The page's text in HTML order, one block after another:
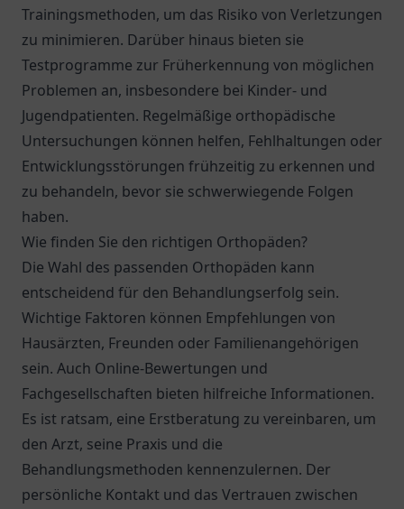
Trainingsmethoden, um das Risiko von Verletzungen
zu minimieren. Darüber hinaus bieten sie
Testprogramme zur Früherkennung von möglichen
Problemen an, insbesondere bei Kinder- und
Jugendpatienten. Regelmäßige orthopädische
Untersuchungen können helfen, Fehlhaltungen oder
Entwicklungsstörungen frühzeitig zu erkennen und
zu behandeln, bevor sie schwerwiegende Folgen
haben.
Wie finden Sie den richtigen Orthopäden?
Die Wahl des passenden Orthopäden kann
entscheidend für den Behandlungserfolg sein.
Wichtige Faktoren können Empfehlungen von
Hausärzten, Freunden oder Familienangehörigen
sein. Auch Online-Bewertungen und
Fachgesellschaften bieten hilfreiche Informationen.
Es ist ratsam, eine Erstberatung zu vereinbaren, um
den Arzt, seine Praxis und die
Behandlungsmethoden kennenzulernen. Der
persönliche Kontakt und das Vertrauen zwischen